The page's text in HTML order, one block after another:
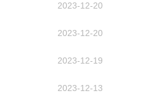
2023-12-20
2023-12-20
2023-12-19
2023-12-13